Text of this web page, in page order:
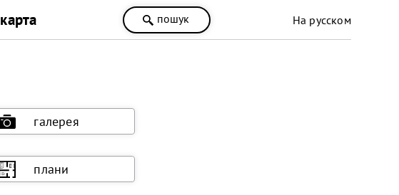
карта пошук На русском
галерея
плани